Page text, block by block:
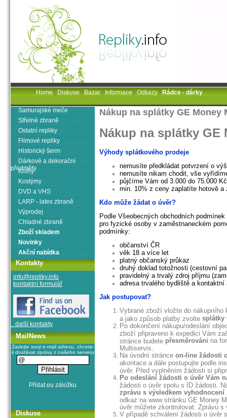
Nákup na splátky GE Money
Nákup na splátky GE
Výhody splátkového prodeje
nemusíte předkládat potvrzení o
nemusíte nikam chodit, vše
půjčíme Vám od 3.000 do 75.000 Kč
min. 10% z ceny zaplatíte hotově
Kdo může žádat o úvěr?
Podle Všeobecných obchodních
pro fyzické osoby v zaměstnaneckém
podmínky:
občanství ČR
věk 18 a více let
platný občanský průkaz
druhý doklad totožnosti (cestovní
pravidelný a trvalý zdroj příjmu
adresa trvalého bydliště a kontaktní
Jak postupovat?
Vybrané zboží vložte do
a jako způsob platby zvolte splátky
Po dokončení nákupu/odeslání
zboží připraveno k expedici Vám
stránce budete přesměrováni na
Multiservis.
Na úvodní stránce on-line žádosti
akontace a dále postupujte podle
úvěr. Před vyplněním žádosti si
Po odeslání žádosti o úvěr Vám
žádosti o úvěr spolu s ID žádosti.
zprávu s výsledkem vyhodnocení
odkaz na www stránku GE Money
úvěr můžete zkontrolovat. Zprávu
V případě schválení žádosti o úvěr
Samurajské meče
Střelné zbraně
Ostatní repliky
Filmové repliky
Historický šerm
Dárkové a dekorační
předměty
Knihy
Kostýmy
DVD a VHS
LARP - latex zbraně
Výprodej
Chladné zbraně
Zboží skladem
Novinky
Akční nabídka
Kontakty
info@repliky.info
kontaktní formulář
.. další kontakty
MailNews
Zadejte svoji e-mail adresu, chcete-
li dostávat zprávy z našeho serveru
Diskuse
Home|Diskuse|Bazar|Informace|Odkazy|Rádce - dárky